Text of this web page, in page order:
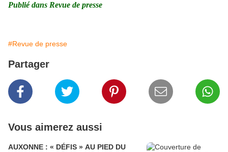
Publié dans Revue de presse
#Revue de presse
Partager
Vous aimerez aussi
AUXONNE : « DÉFIS » AU PIED DU